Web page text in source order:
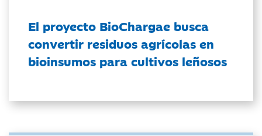
El proyecto BioChargae busca
convertir residuos agrícolas en
bioinsumos para cultivos leñosos